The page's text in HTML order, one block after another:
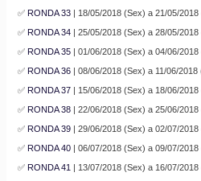
✅ RONDA 33| 18/05/2018 (Sex) a 21/05/
✅ RONDA 34| 25/05/2018 (Sex) a 28/05/
✅ RONDA 35| 01/06/2018 (Sex) a 04/06/
✅ RONDA 36| 08/06/2018 (Sex) a 11/06/2018
✅ RONDA 37| 15/06/2018 (Sex) a 18/06/
✅ RONDA 38| 22/06/2018 (Sex) a 25/06/
✅ RONDA 39| 29/06/2018 (Sex) a 02/07/
✅ RONDA 40| 06/07/2018 (Sex) a 09/07/
✅ RONDA 41
| 13/07/2018 (Sex) a 16/07/